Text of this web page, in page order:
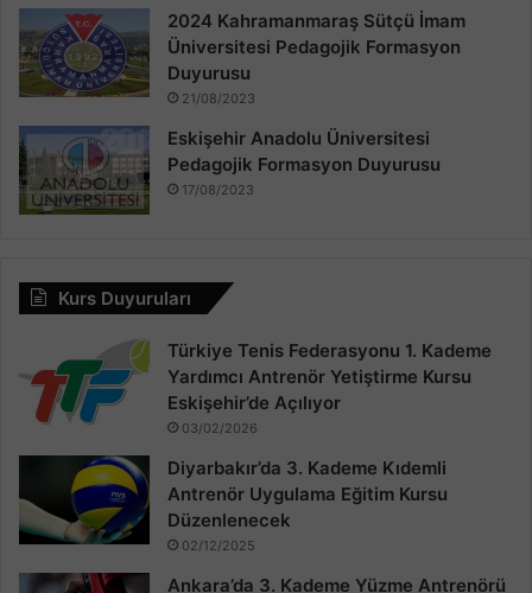
2024 Kahramanmaraş Sütçü İmam
Üniversitesi Pedagojik Formasyon
Duyurusu
21/08/2023
Eskişehir Anadolu Üniversitesi
Pedagojik Formasyon Duyurusu
17/08/2023
Kurs Duyuruları
Türkiye Tenis Federasyonu 1. Kademe
Yardımcı Antrenör Yetiştirme Kursu
Eskişehir’de Açılıyor
03/02/2026
Diyarbakır’da 3. Kademe Kıdemli
Antrenör Uygulama Eğitim Kursu
Düzenlenecek
02/12/2025
Ankara’da 3. Kademe Yüzme Antrenörü